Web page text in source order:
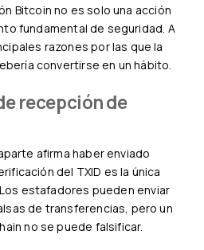
fundamental de seguridad. A
razones por las que la
convertirse en un hábito.
del TXID es la única
estafadores pueden enviar
de transferencias, pero un
no se puede falsificar.